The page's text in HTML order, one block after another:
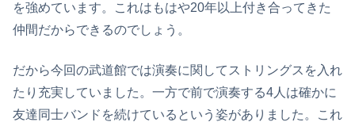
を強めています。これはもはや20年以上付き合ってきた
仲間だからできるのでしょう。
だから今回の武道館では演奏に関してストリングスを入れ
たり充実していました。一方で前で演奏する4人は確かに
友達同士バンドを続けているという姿がありました。これ